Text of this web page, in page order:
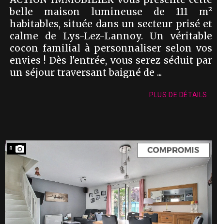
belle maison lumineuse de 111 m²
habitables, située dans un secteur prisé et
calme de Lys-Lez-Lannoy. Un véritable
cocon familial à personnaliser selon vos
envies ! Dès l'entrée, vous serez séduit par
un séjour traversant baigné de ...
PLUS DE DÉTAILS
8